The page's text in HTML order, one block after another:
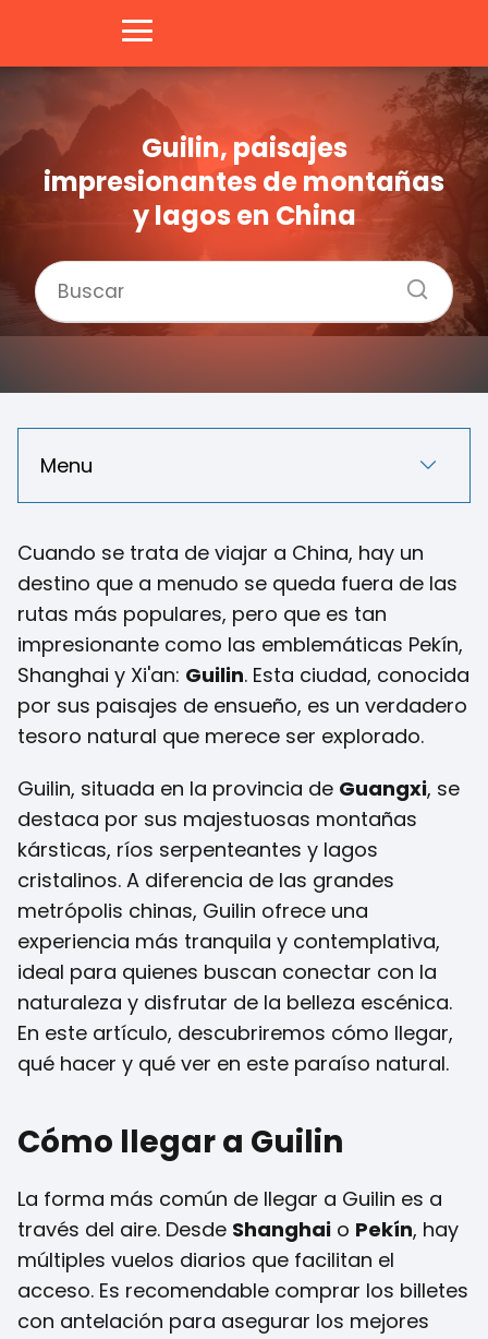
Guilin, paisajes
impresionantes de montañas
y lagos en China
Menu
Cuando se trata de viajar a China, hay un
destino que a menudo se queda fuera de las
rutas más populares, pero que es tan
impresionante como las emblemáticas Pekín,
Shanghai y Xi'an: Guilin. Esta ciudad, conocida
por sus paisajes de ensueño, es un verdadero
tesoro natural que merece ser explorado.
Guilin, situada en la provincia de Guangxi, se
destaca por sus majestuosas montañas
kársticas, ríos serpenteantes y lagos
cristalinos. A diferencia de las grandes
metrópolis chinas, Guilin ofrece una
experiencia más tranquila y contemplativa,
ideal para quienes buscan conectar con la
naturaleza y disfrutar de la belleza escénica.
En este artículo, descubriremos cómo llegar,
qué hacer y qué ver en este paraíso natural.
Cómo llegar a Guilin
La forma más común de llegar a Guilin es a
través del aire. Desde Shanghai o Pekín, hay
múltiples vuelos diarios que facilitan el
acceso. Es recomendable comprar los billetes
con antelación para asegurar los mejores